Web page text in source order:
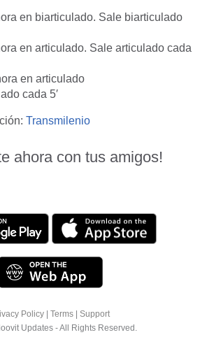
en biarticulado. Sale biarticulado
en articulado. Sale articulado cada
en articulado
cada 5′
Transmilenio
ahora con tus amigos!
Policy | Terms | Support
Updates - All Rights Reserved.